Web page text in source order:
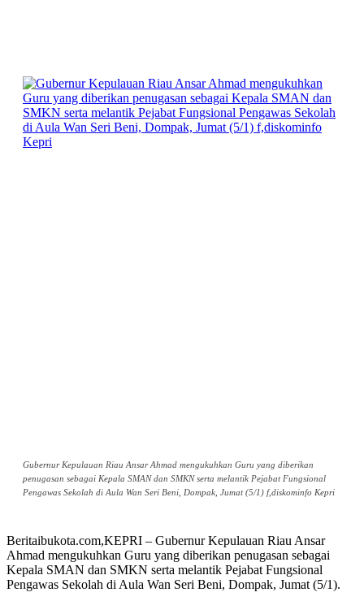
Gubernur Kepulauan Riau Ansar Ahmad mengukuhkan Guru yang diberikan
penugasan sebagai Kepala SMAN dan SMKN serta melantik Pejabat Fungsional
Pengawas Sekolah di Aula Wan Seri Beni, Dompak, Jumat (5/1) f,diskominfo Kepri
Beritaibukota.com,KEPRI – Gubernur Kepulauan Riau Ansar
Ahmad mengukuhkan Guru yang diberikan penugasan sebagai
Kepala SMAN dan SMKN serta melantik Pejabat Fungsional
Pengawas Sekolah di Aula Wan Seri Beni, Dompak, Jumat (5/1).